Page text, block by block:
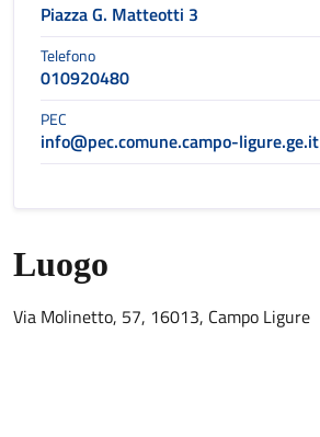
Piazza G. Matteotti 3
Telefono
010920480
PEC
info@pec.comune.campo-ligure.ge.it
Luogo
Via Molinetto, 57, 16013, Campo Ligure